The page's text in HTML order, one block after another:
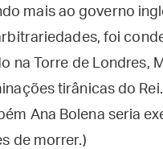
mais ao governo
foi
na Torre de Londres,
tirânicas do
Ana Bolena seria
de morrer.)